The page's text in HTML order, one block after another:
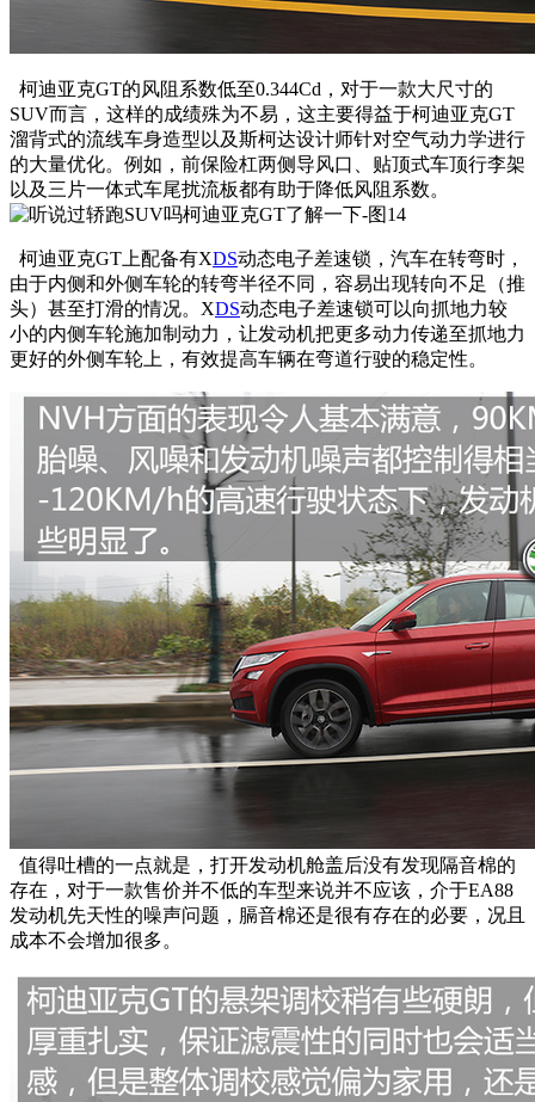
柯迪亚克GT的风阻系数低至0.344Cd，对于一款大尺寸的
SUV而言，这样的成绩殊为不易，这主要得益于柯迪亚克GT
溜背式的流线车身造型以及斯柯达设计师针对空气动力学进行
的大量优化。例如，前保险杠两侧导风口、贴顶式车顶行李架
以及三片一体式车尾扰流板都有助于降低风阻系数。
柯迪亚克GT上配备有XDS动态电子差速锁，汽车在转弯时，
由于内侧和外侧车轮的转弯半径不同，容易出现转向不足（推
头）甚至打滑的情况。XDS动态电子差速锁可以向抓地力较
小的内侧车轮施加制动力，让发动机把更多动力传递至抓地力
更好的外侧车轮上，有效提高车辆在弯道行驶的稳定性。
值得吐槽的一点就是，打开发动机舱盖后没有发现隔音棉的
存在，对于一款售价并不低的车型来说并不应该，介于EA88
发动机先天性的噪声问题，膈音棉还是很有存在的必要，况且
成本不会增加很多。